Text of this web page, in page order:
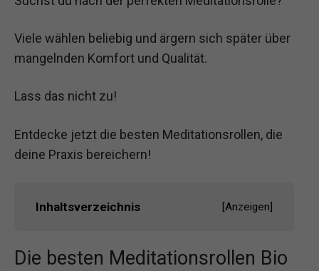
Viele wählen beliebig und ärgern sich später über
mangelnden Komfort und Qualität.
Lass das nicht zu!
Entdecke jetzt die besten Meditationsrollen, die
deine Praxis bereichern!
Inhaltsverzeichnis [Anzeigen]
Die besten Meditationsrollen Bio